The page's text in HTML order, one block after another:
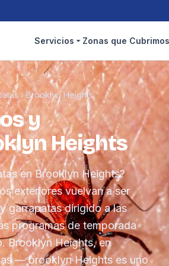
Servicios Zonas que Cubrimos
›Brooklyn Heights
y
Heights
en Brooklyn Heights?
exteriores vuelvan a ser
garrapatas dirigido a las
programas de temporada
Brooklyn Heights, en
— brooklyn Heights es uno